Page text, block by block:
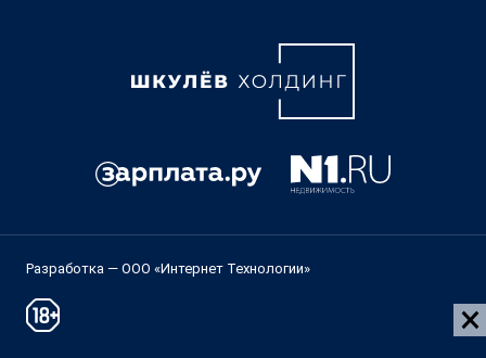
Разработка — ООО «Интернет Технологии»